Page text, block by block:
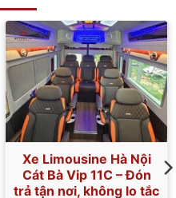
Xe Limousine Hà Nội
Cát Bà Vip 11C – Đón
trả tận nơi, không lo tắc